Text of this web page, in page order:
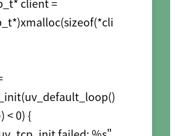
< 0) {